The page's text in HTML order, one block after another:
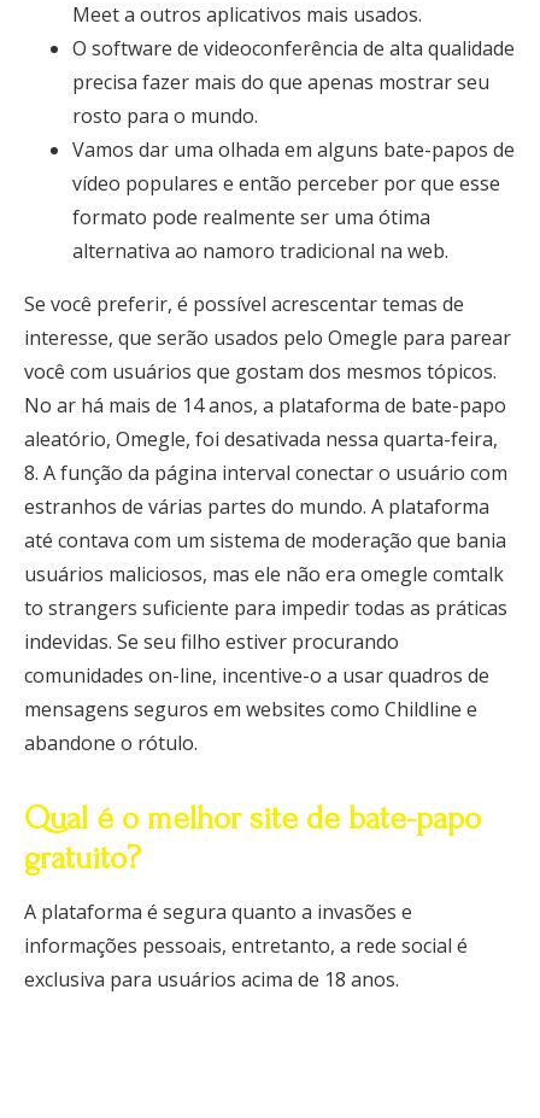
Meet a outros aplicativos mais usados.
O software de videoconferência de alta qualidade
precisa fazer mais do que apenas mostrar seu
rosto para o mundo.
Vamos dar uma olhada em alguns bate-papos de
vídeo populares e então perceber por que esse
formato pode realmente ser uma ótima
alternativa ao namoro tradicional na web.
Se você preferir, é possível acrescentar temas de
interesse, que serão usados pelo Omegle para parear
você com usuários que gostam dos mesmos tópicos.
No ar há mais de 14 anos, a plataforma de bate-papo
aleatório, Omegle, foi desativada nessa quarta-feira,
8. A função da página interval conectar o usuário com
estranhos de várias partes do mundo. A plataforma
até contava com um sistema de moderação que bania
usuários maliciosos, mas ele não era omegle comtalk
to strangers suficiente para impedir todas as práticas
indevidas. Se seu filho estiver procurando
comunidades on-line, incentive-o a usar quadros de
mensagens seguros em websites como Childline e
abandone o rótulo.
Qual é o melhor site de bate-papo
gratuito?
A plataforma é segura quanto a invasões e
informações pessoais, entretanto, a rede social é
exclusiva para usuários acima de 18 anos.